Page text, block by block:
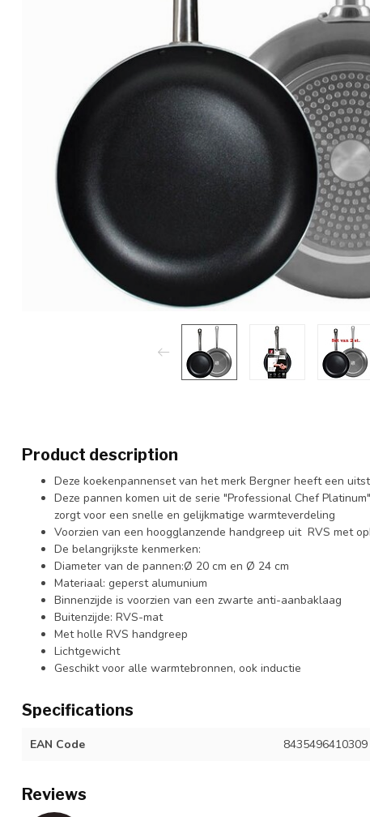
Product description
Deze koekenpannenset van het merk Bergner heeft een
Deze pannen komen uit de serie "Professional Chef
zorgt voor een snelle en gelijkmatige warmteverdeling
Voorzien van een hoogglanzende handgreep uit RVS met
De belangrijkste kenmerken:
Diameter van de pannen:Ø 20 cm en Ø 24 cm
Materiaal: geperst alumunium
Binnenzijde is voorzien van een zwarte anti-aanbaklaag
Buitenzijde: RVS-mat
Met holle RVS handgreep
Lichtgewicht
Geschikt voor alle warmtebronnen, ook inductie
Specifications
EAN Code 8435496410309
Reviews